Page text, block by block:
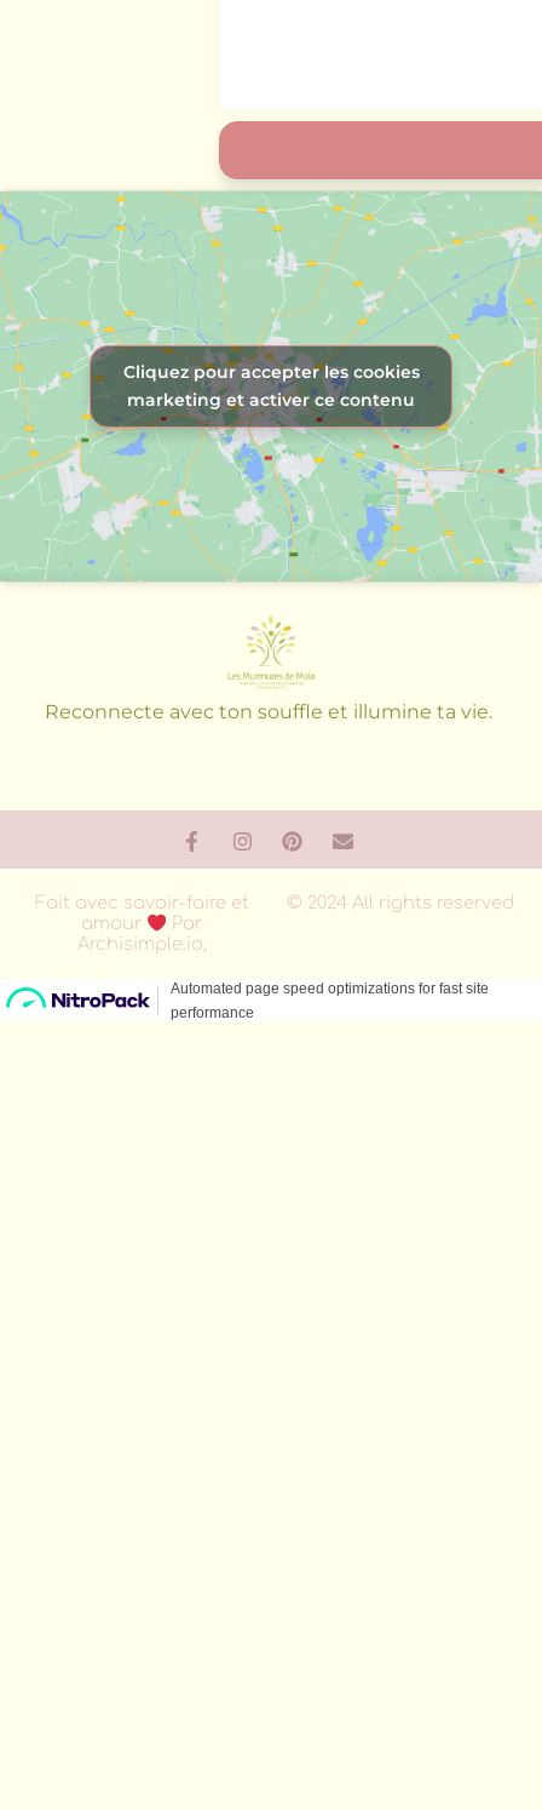
Cliquez pour accepter les cookies
marketing et activer ce contenu
Reconnecte avec ton souffle et illumine ta vie.
Fait avec savoir-faire et
amour
Par
Archisimple.io,
© 2024 All rights reserved